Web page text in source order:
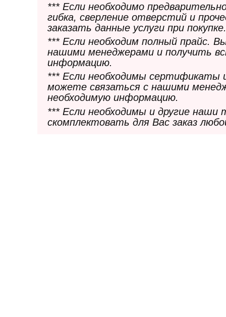
*** Если необходимо
гибка, сверление отверстий и
заказать данные услуги при покупке.
*** Если необходим полный прайс.
нашими менеджерами и получить
информацию.
*** Если необходимы сертификаты
можете связаться с нашими
необходимую информацию.
*** Если необходимы и другие
скомплектовать для Вас заказ